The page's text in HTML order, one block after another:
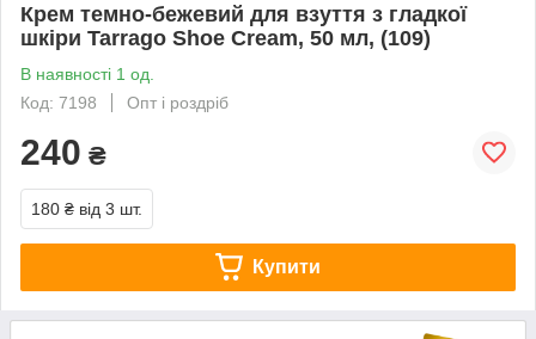
Крем темно-бежевий для взуття з гладкої
шкіри Tarrago Shoe Cream, 50 мл, (109)
В наявності 1 од.
Код: 7198
Опт і роздріб
240 ₴
180 ₴ від 3 шт.
Купити